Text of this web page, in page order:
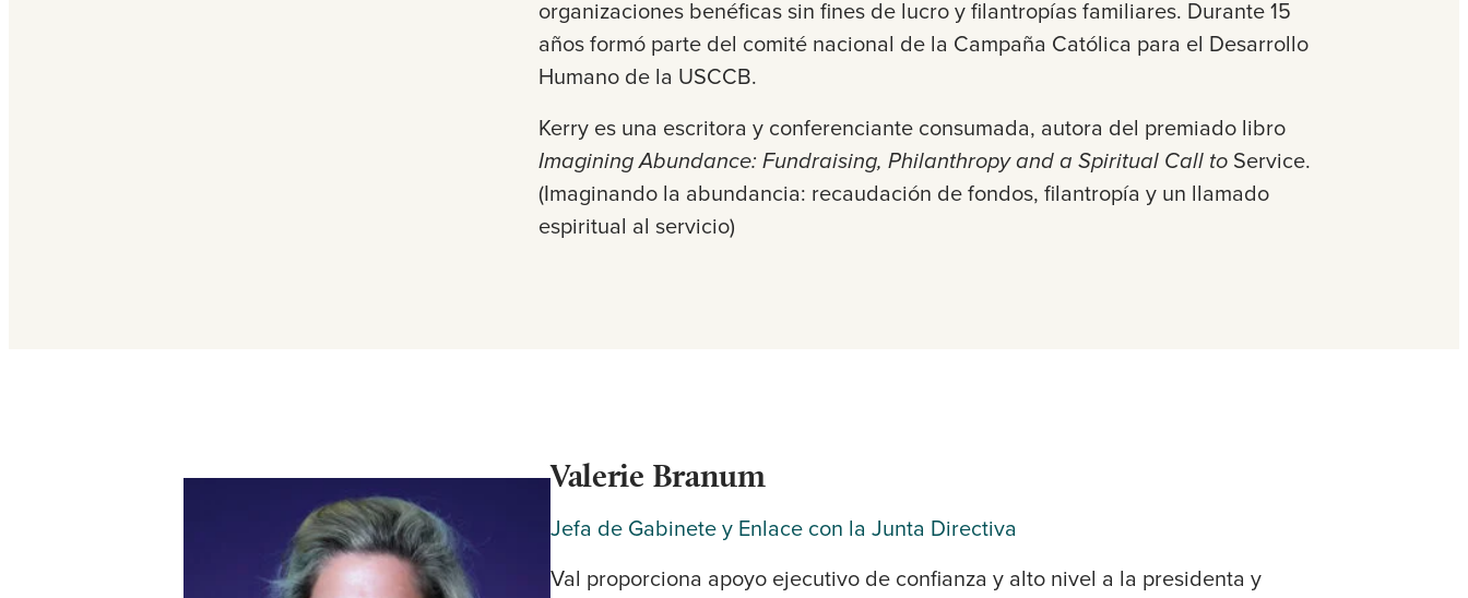
organizaciones benéficas sin fines de lucro y filantropías familiares. Durante 15
años formó parte del comité nacional de la Campaña Católica para el Desarrollo
Humano de la USCCB.
Kerry es una escritora y conferenciante consumada, autora del premiado libro
Imagining Abundance: Fundraising, Philanthropy and a Spiritual Call toService.
(Imaginando la abundancia: recaudación de fondos, filantropía y un llamado
espiritual al servicio)
Valerie Branum
Jefa de Gabinete y Enlace con la Junta Directiva
Val proporciona apoyo ejecutivo de confianza y alto nivel a la presidenta y